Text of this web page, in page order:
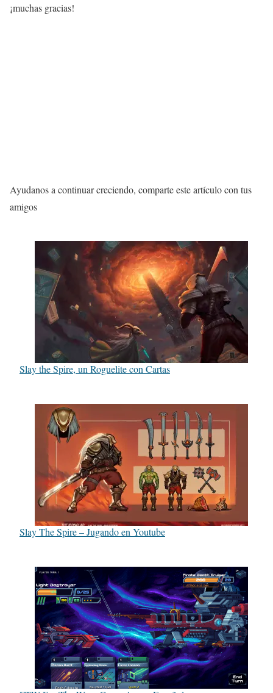
¡muchas gracias!
Ayudanos a continuar creciendo, comparte este artículo con tus
amigos
Slay the Spire, un Roguelite con Cartas
Slay The Spire – Jugando en Youtube